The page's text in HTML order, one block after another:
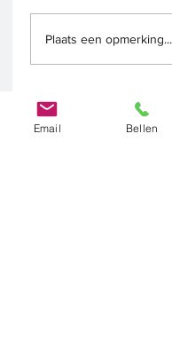
Plaats een opmerking...
Email Bellen